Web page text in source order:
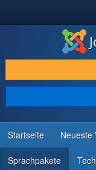
DOWNLOAD &
ENTDECKEN & LERNEN
COMMUNITY &
RESSOURCEN FÜR
Startseite Neueste
Sprachpakete